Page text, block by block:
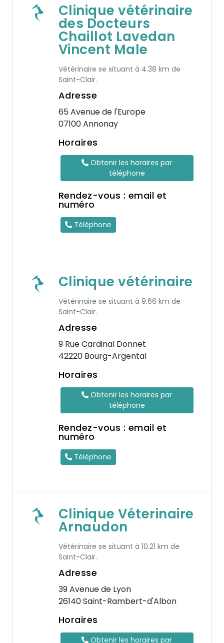
Clinique vétérinaire
des Docteurs
Chaillot Lavedan
Vincent Male
Vétérinaire se situant à 4.38 km de
Saint-Clair.
Adresse
65 Avenue de l'Europe
07100 Annonay
Horaires
Obtenir les horaires par
téléphone
Rendez-vous : email et
numéro
Téléphone
Clinique vétérinaire
Vétérinaire se situant à 9.66 km de
Saint-Clair.
Adresse
9 Rue Cardinal Donnet
42220 Bourg-Argental
Horaires
Obtenir les horaires par
téléphone
Rendez-vous : email et
numéro
Téléphone
Clinique Véterinaire
Arnaudon
Vétérinaire se situant à 10.21 km de
Saint-Clair.
Adresse
39 Avenue de Lyon
26140 Saint-Rambert-d'Albon
Horaires
Obtenir les horaires par